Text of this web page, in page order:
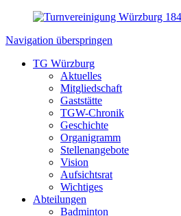
Navigation überspringen
TG Würzburg
Aktuelles
Mitgliedschaft
Gaststätte
TGW-Chronik
Geschichte
Organigramm
Stellenangebote
Vision
Aufsichtsrat
Wichtiges
Abteilungen
Badminton